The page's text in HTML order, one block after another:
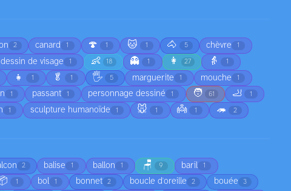
2 canard 1 🍄 1 🐱 1 🐴 5 chèvre 1
dessin de visage 1 👶 18 👻 1 👩 27 👵 1
👧 1 🥬 1 🖐️ 5 marguerite 1 mouche 1
1 passant 1 personnage dessiné 1 🧑 61 🦶 1
1 sculpture humanoïde 1 🐭 1 👼 1 🦔 2
2 balise 1 ballon 1 🪑 9 baril 1
1 bol 1 bonnet 2 boucle d'oreille 2 bouée 3